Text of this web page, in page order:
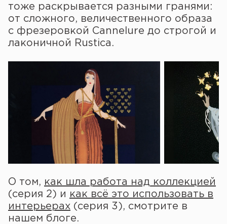
тоже раскрывается разными гранями:
от сложного, величественного образа
с фрезеровкой Cannelure до строгой и
лаконичной Rustica.
О том, как шла работа над коллекцией
(серия 2) и как всё это использовать в
интерьерах (серия 3), смотрите в
нашем блоге.